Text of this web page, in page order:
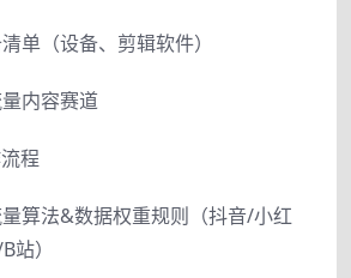
单（设备、剪辑软件）
内容赛道
程
算法&数据权重规则（抖音/小红
）